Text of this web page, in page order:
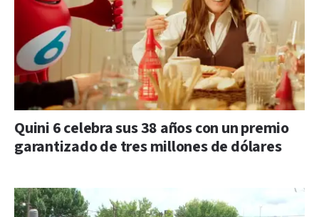
Quini 6 celebra sus 38 años con un premio
garantizado de tres millones de dólares